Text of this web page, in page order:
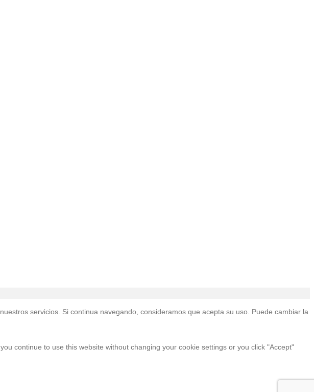
servicios. Si continua navegando, consideramos que acepta su uso. Puede cambiar la
continue to use this website without changing your cookie settings or you click "Accept"